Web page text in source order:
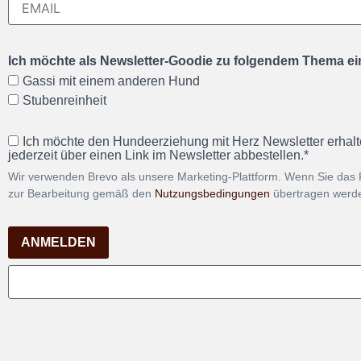
Ich möchte als Newsletter-Goodie zu folgendem Thema
Gassi mit einem anderen Hund
Stubenreinheit
Ich möchte den Hundeerziehung mit Herz Newsletter
jederzeit über einen Link im Newsletter abbestellen.*
Wir verwenden Brevo als unsere Marketing-Plattform. Wenn Sie
zur Bearbeitung gemäß den Nutzungsbedingungen übertragen
ANMELDEN